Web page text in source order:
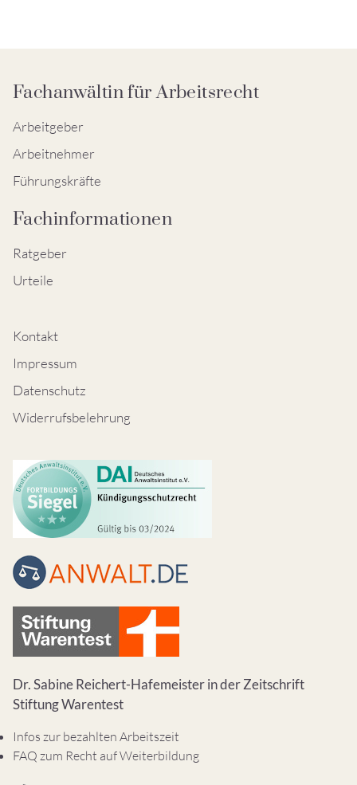
Fachanwältin für Arbeitsrecht
Arbeitgeber
Arbeitnehmer
Führungskräfte
Fachinformationen
Ratgeber
Urteile
Kontakt
Impressum
Datenschutz
Widerrufsbelehrung
Dr. Sabine Reichert-Hafemeister in der Zeitschrift
Stiftung Warentest
Infos zur bezahlten Arbeitszeit
FAQ zum Recht auf Weiterbildung